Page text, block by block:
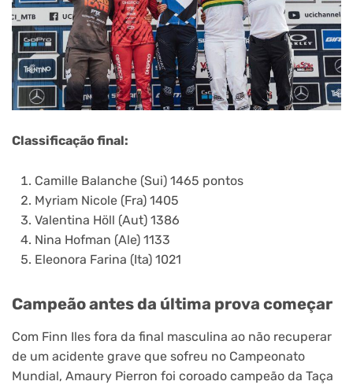
Classificação final:
Camille Balanche (Sui) 1465 pontos
Myriam Nicole (Fra) 1405
Valentina Höll (Aut) 1386
Nina Hofman (Ale) 1133
Eleonora Farina (Ita) 1021
Campeão antes da última prova começar
Com Finn Iles fora da final masculina ao não recuperar
de um acidente grave que sofreu no Campeonato
Mundial, Amaury Pierron foi coroado campeão da Taça